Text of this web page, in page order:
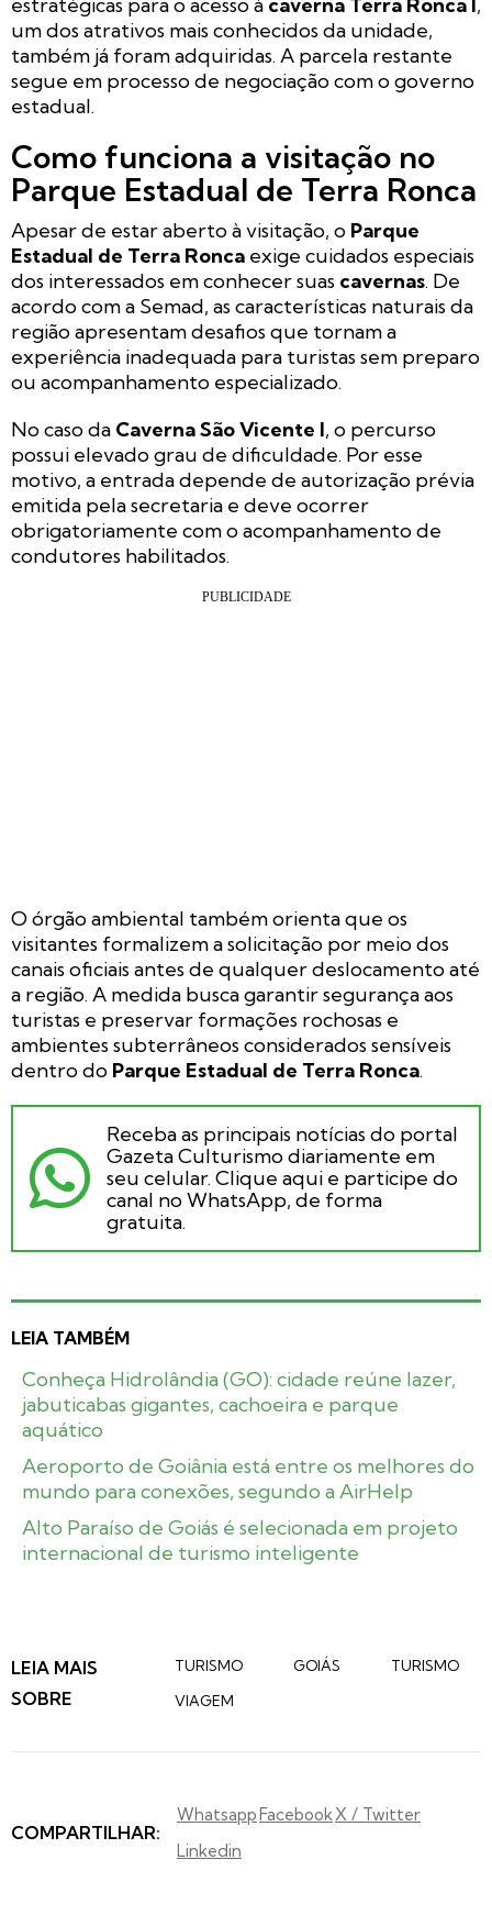
um dos atrativos mais conhecidos da unidade,
também já foram adquiridas. A parcela restante
segue em processo de negociação com o governo
estadual.
Como funciona a visitação no
Parque Estadual de Terra Ronca
Apesar de estar aberto à visitação, o Parque
Estadual de Terra Ronca exige cuidados especiais
dos interessados em conhecer suas cavernas. De
acordo com a Semad, as características naturais da
região apresentam desafios que tornam a
experiência inadequada para turistas sem preparo
ou acompanhamento especializado.
No caso da Caverna São Vicente I, o percurso
possui elevado grau de dificuldade. Por esse
motivo, a entrada depende de autorização prévia
emitida pela secretaria e deve ocorrer
obrigatoriamente com o acompanhamento de
condutores habilitados.
O órgão ambiental também orienta que os
visitantes formalizem a solicitação por meio dos
canais oficiais antes de qualquer deslocamento até
a região. A medida busca garantir segurança aos
turistas e preservar formações rochosas e
ambientes subterrâneos considerados sensíveis
dentro do Parque Estadual de Terra Ronca.
Receba as principais notícias do portal
Gazeta Culturismo diariamente em
seu celular. Clique aqui e participe do
canal no WhatsApp, de forma
gratuita.
LEIA TAMBÉM
Conheça Hidrolândia (GO): cidade reúne lazer,
jabuticabas gigantes, cachoeira e parque
aquático
Aeroporto de Goiânia está entre os melhores do
mundo para conexões, segundo a AirHelp
Alto Paraíso de Goiás é selecionada em projeto
internacional de turismo inteligente
LEIA MAIS
SOBRE
TURISMO GOIÁS
TURISMO
VIAGEM
COMPARTILHAR:
WhatsappFacebookX / Twitter
Linkedin